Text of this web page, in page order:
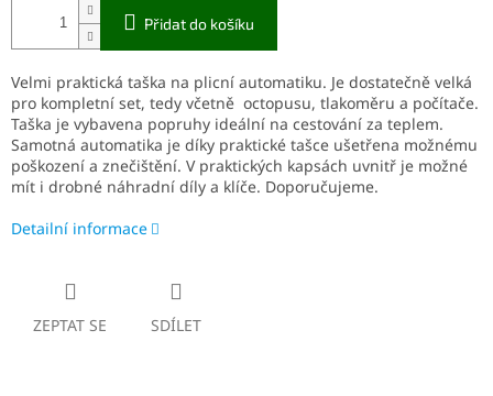
Přidat do košíku
Velmi praktická taška na plicní automatiku. Je dostatečně velká
pro kompletní set, tedy včetně octopusu, tlakoměru a počítače.
Taška je vybavena popruhy ideální na cestování za teplem.
Samotná automatika je díky praktické tašce ušetřena možnému
poškození a znečištění. V praktických kapsách uvnitř je možné
mít i drobné náhradní díly a klíče. Doporučujeme.
Detailní informace
ZEPTAT SE SDÍLET